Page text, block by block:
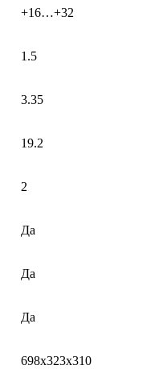
+16…+32
1.5
3.35
19.2
2
Да
Да
Да
698x323x310